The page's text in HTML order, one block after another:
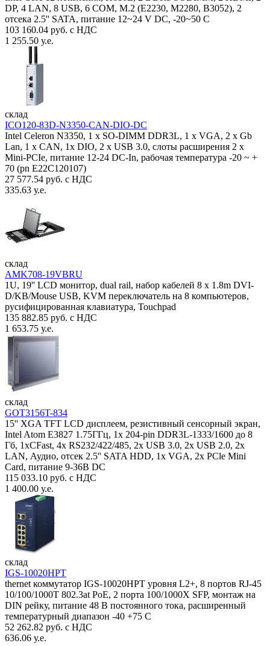
DP, 4 LAN, 8 USB, 6 COM, M.2 (E2230, M2280, B3052), 2
отсека 2.5'' SATA, питание 12~24 V DC, -20~50 C
103 160.04 руб. с НДС
1 255.50 у.е.
склад
ICO120-83D-N3350-CAN-DIO-DC
Intel Celeron N3350, 1 х SO-DIMM DDR3L, 1 х VGA, 2 x Gb
Lan, 1 х CAN, 1x DIO, 2 х USB 3.0, слоты расширения 2 x
Mini-PCIe, питание 12-24 DC-In, рабочая температура -20 ~ +
70 (pn E22C120107)
27 577.54 руб. с НДС
335.63 у.е.
склад
AMK708-19VBRU
1U, 19'' LCD монитор, dual rail, набор кабелей 8 x 1.8m DVI-
D/KB/Mouse USB, KVM переключатель на 8 компьютеров,
русифицированная клавиатура, Touchpad
135 882.85 руб. с НДС
1 653.75 у.е.
склад
GOT3156T-834
15'' XGA TFT LCD дисплеем, резистивный сенсорный экран,
Intel Atom E3827 1.75ГГц, 1x 204-pin DDR3L-1333/1600 до 8
Гб, 1xCFast, 4x RS232/422/485, 2x USB 3.0, 2x USB 2.0, 2x
LAN, Аудио, отсек 2.5'' SATA HDD, 1x VGA, 2x PCle Mini
Card, питание 9-36В DC
115 033.10 руб. с НДС
1 400.00 у.е.
склад
IGS-10020HPT
thernet коммутатор IGS-10020HPT уровня L2+, 8 портов RJ-45
10/100/1000T 802.3at PoE, 2 порта 100/1000X SFP, монтаж на
DIN рейку, питание 48 В постоянного тока, расширенный
температурный диапазон -40 +75 С
52 262.82 руб. с НДС
636.06 у.е.